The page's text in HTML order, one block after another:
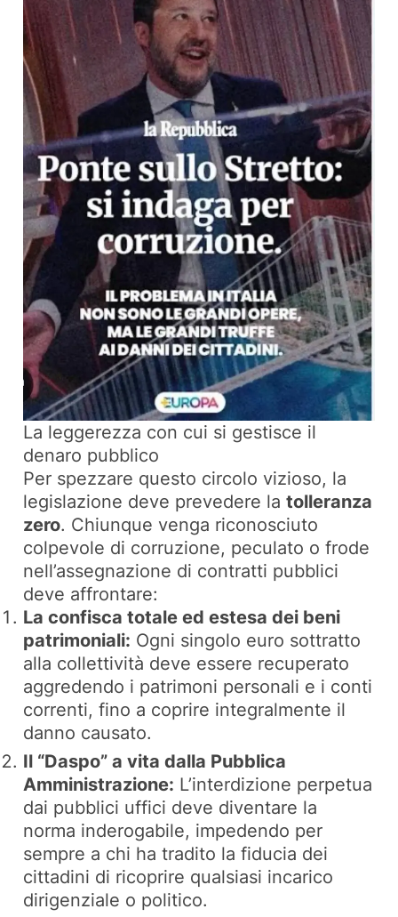
La leggerezza con cui si gestisce il
denaro pubblico
Per spezzare questo circolo vizioso, la
legislazione deve prevedere latolleranza
zero. Chiunque venga riconosciuto
colpevole di corruzione, peculato o frode
nell’assegnazione di contratti pubblici
deve affrontare:
La confisca totale ed estesa dei beni
patrimoniali: Ogni singolo euro sottratto
alla collettività deve essere recuperato
aggredendo i patrimoni personali e i conti
correnti, fino a coprire integralmente il
danno causato.
Il “Daspo” a vita dalla Pubblica
Amministrazione: L’interdizione perpetua
dai pubblici uffici deve diventare la
norma inderogabile, impedendo per
sempre a chi ha tradito la fiducia dei
cittadini di ricoprire qualsiasi incarico
dirigenziale o politico.